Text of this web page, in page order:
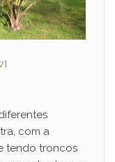
com a
tendo troncos